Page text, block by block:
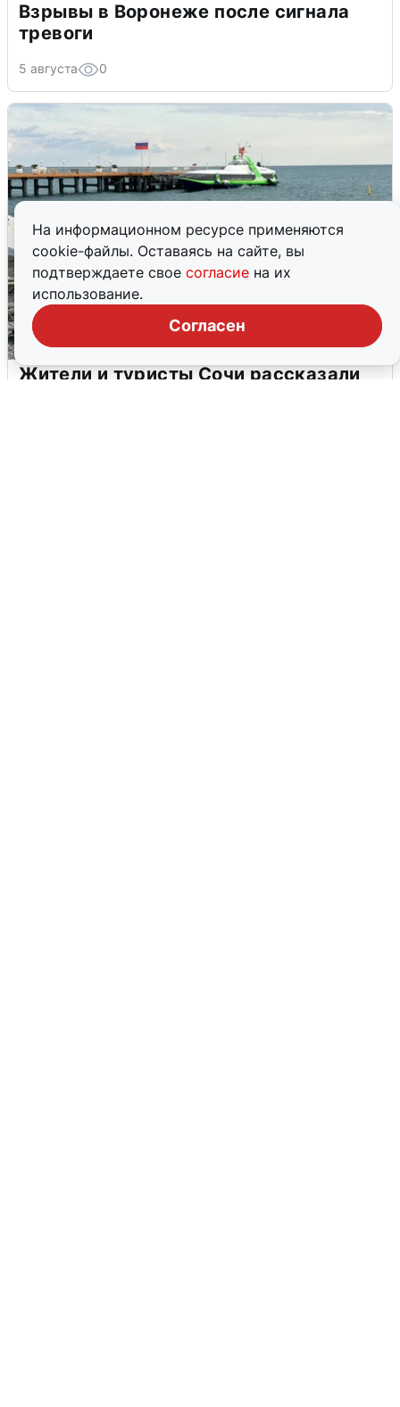
На информационном ресурсе применяются
cookie-файлы. Оставаясь на сайте, вы
подтверждаете свое согласие на их
использование.
Согласен
Взрывы в Воронеже после сигнала
тревоги
5 августа 0
Жители и туристы Сочи рассказали